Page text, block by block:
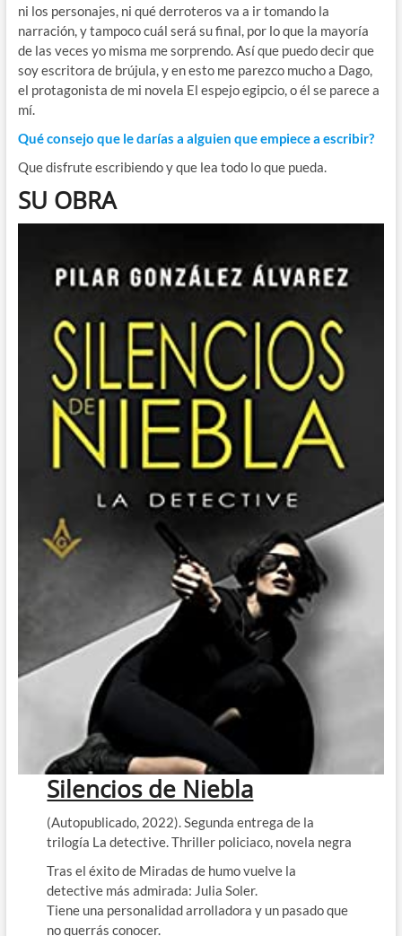
ni los personajes, ni qué derroteros va a ir tomando la
narración, y tampoco cuál será su final, por lo que la mayoría
de las veces yo misma me sorprendo. Así que puedo decir que
soy escritora de brújula, y en esto me parezco mucho a Dago,
el protagonista de mi novela El espejo egipcio, o él se parece a
mí.
Qué consejo que le darías a alguien que empiece a escribir?
Que disfrute escribiendo y que lea todo lo que pueda.
SU OBRA
Silencios de Niebla
(Autopublicado, 2022). Segunda entrega de la
trilogía La detective. Thriller policiaco, novela negra
Tras el éxito de Miradas de humo vuelve la
detective más admirada: Julia Soler.
Tiene una personalidad arrolladora y un pasado que
no querrás conocer.